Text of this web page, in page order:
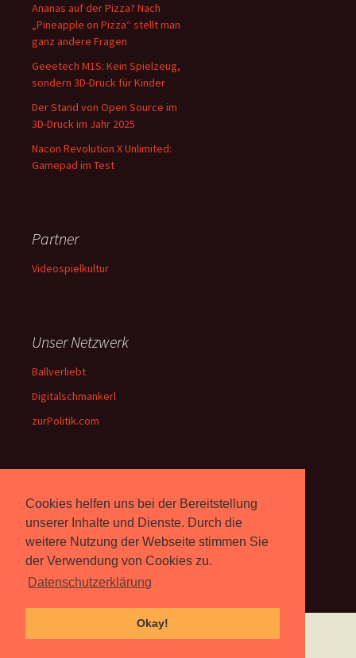
Cookies helfen uns bei der Bereitstellung
unserer Inhalte und Dienste. Durch die
weitere Nutzung der Webseite stimmen Sie
der Verwendung von Cookies zu.
Datenschutzerklärung
Okay!
Ananas auf der Pizza? Nach
„Pineapple on Pizza“ stellt man
ganz andere Fragen
Geeetech M1S: Kein Spielzeug,
sondern 3D-Druck für Kinder
Der Stand von Open Source im
3D-Druck im Jahr 2025
Nacon Revolution X Unlimited:
Gamepad im Test
Partner
Videospielkultur
Unser Netzwerk
Ballverliebt
Digitalschmankerl
zurPolitik.com
Über Uns
Rebell.atberichtet seit 2003
unabhängig über Computer-
und Videospiele. ( Impressum )